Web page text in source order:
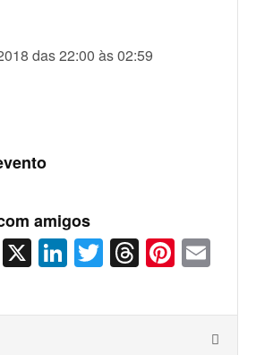
das 22:00 às 02:59
amigos
Facebook
X LinkedIn
Twitter
Threads